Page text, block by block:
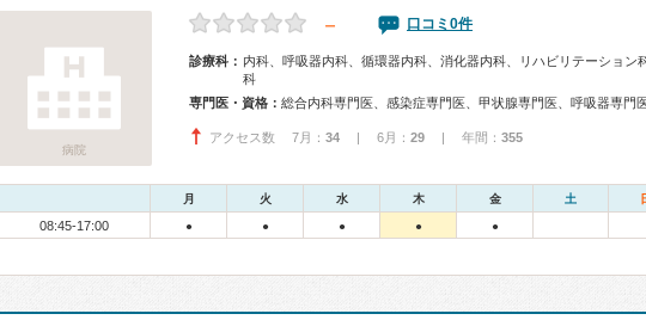
病院
－ 口コミ0件
診療科： 内科、呼吸器内科、循環器内科、消化器内科、リハビリテーション
科
専門医・資格：
アクセス数 7月： 34 | 6月： 29 | 年間： 355
月 火 水 木 金 土
08:45-17:00 ● ● ● ● ●